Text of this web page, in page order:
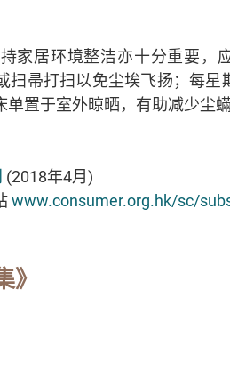
家居环境整洁亦十分重要，
扫帚打扫以免尘埃飞扬；每星
置于室外晾晒，有助减少尘蟎
(2018年4月)
www.consumer.org.hk/sc/